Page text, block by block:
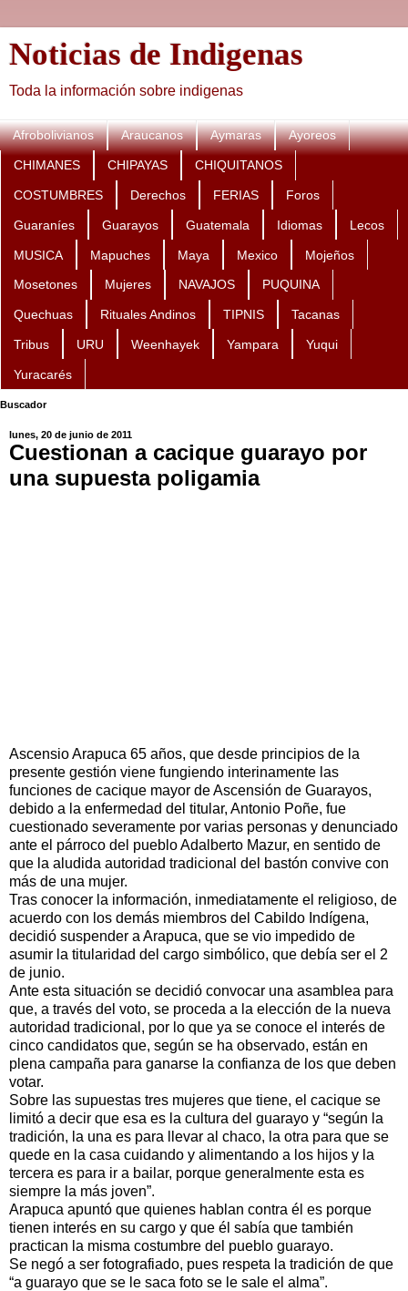
Noticias de Indigenas
Toda la información sobre indigenas
Afrobolivianos Araucanos Aymaras Ayoreos
CHIMANES CHIPAYAS CHIQUITANOS
COSTUMBRES Derechos FERIAS Foros
Guaraníes Guarayos Guatemala Idiomas Lecos
MUSICA Mapuches Maya Mexico Mojeños
Mosetones Mujeres NAVAJOS PUQUINA
Quechuas Rituales Andinos TIPNIS Tacanas
Tribus URU Weenhayek Yampara Yuqui
Yuracarés
Buscador
lunes, 20 de junio de 2011
Cuestionan a cacique guarayo por
una supuesta poligamia
Ascensio Arapuca 65 años, que desde principios de la
presente gestión viene fungiendo interinamente las
funciones de cacique mayor de Ascensión de Guarayos,
debido a la enfermedad del titular, Antonio Poñe, fue
cuestionado severamente por varias personas y denunciado
ante el párroco del pueblo Adalberto Mazur, en sentido de
que la aludida autoridad tradicional del bastón convive con
más de una mujer.
Tras conocer la información, inmediatamente el religioso, de
acuerdo con los demás miembros del Cabildo Indígena,
decidió suspender a Arapuca, que se vio impedido de
asumir la titularidad del cargo simbólico, que debía ser el 2
de junio.
Ante esta situación se decidió convocar una asamblea para
que, a través del voto, se proceda a la elección de la nueva
autoridad tradicional, por lo que ya se conoce el interés de
cinco candidatos que, según se ha observado, están en
plena campaña para ganarse la confianza de los que deben
votar.
Sobre las supuestas tres mujeres que tiene, el cacique se
limitó a decir que esa es la cultura del guarayo y “según la
tradición, la una es para llevar al chaco, la otra para que se
quede en la casa cuidando y alimentando a los hijos y la
tercera es para ir a bailar, porque generalmente esta es
siempre la más joven”.
Arapuca apuntó que quienes hablan contra él es porque
tienen interés en su cargo y que él sabía que también
practican la misma costumbre del pueblo guarayo.
Se negó a ser fotografiado, pues respeta la tradición de que
“a guarayo que se le saca foto se le sale el alma”.